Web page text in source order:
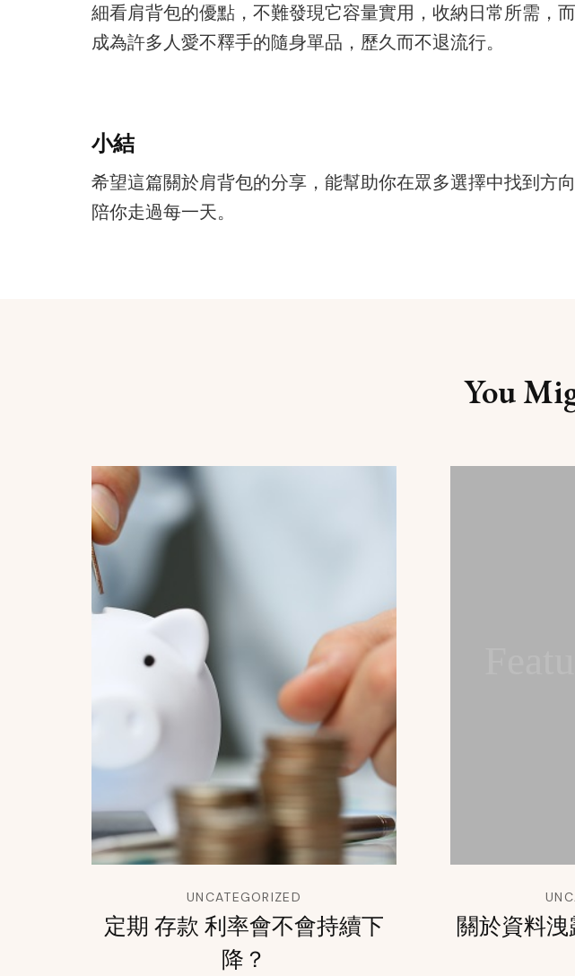
細看肩背包的優點，不難發現它容量實用，收納日常所需，
成為許多人愛不釋手的隨身單品，歷久而不退流行。
小結
希望這篇關於肩背包的分享，能幫助你在眾多選擇中找到方
陪你走過每一天。
You
UNCATEGORIZED
定期 存款 利率會不會持續下
降？
關於資料